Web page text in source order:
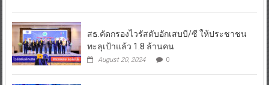
สธ.คัดกรองไวรัสตับอักเสบบี/ซี ให้ประชาชน
ทะลุเป้าแล้ว 1.8 ล้านคน
August 20, 2024 0